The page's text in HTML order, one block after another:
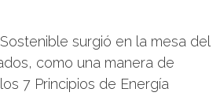
surgió en la mesa del
como una manera de
7 Principios de Energía